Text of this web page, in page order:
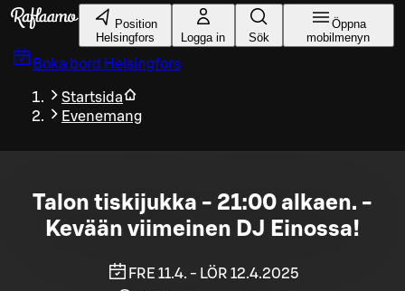
Gå till huvudinnehållet
Position
Helsingfors
Logga in Sök
Öppna
mobilmenyn
Boka bord Helsingfors
Startsida
Evenemang
Talon tiskijukka - 21:00 alkaen. -
Kevään viimeinen DJ Einossa!
FRE 11.4. - LÖR 12.4.2025